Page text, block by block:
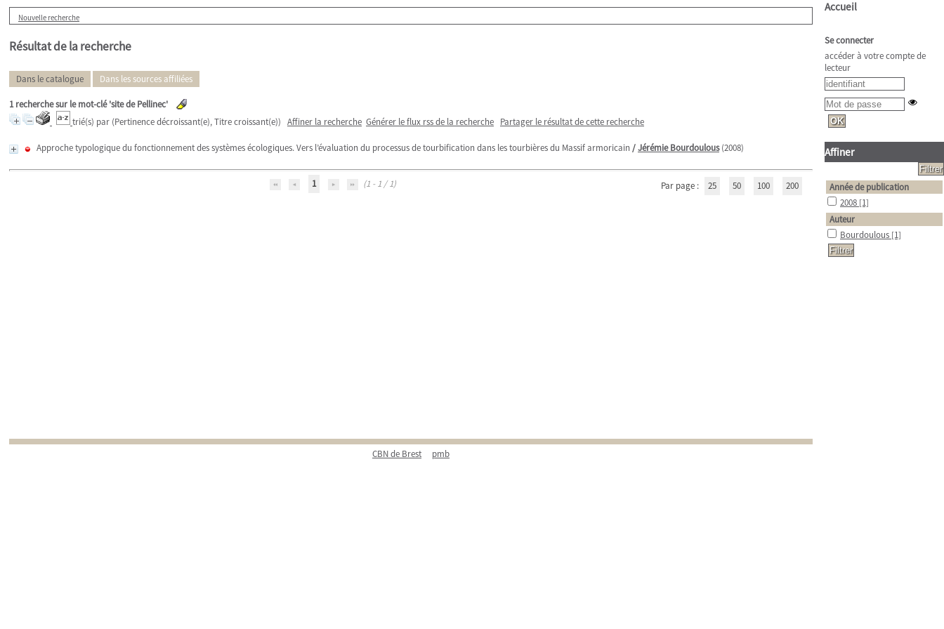
Nouvelle recherche
Résultat de la recherche
Dans le catalogue Dans les sources affiliées
1recherche sur le mot-clé'site de Pellinec'
trié(s) par (Pertinence décroissant(e), Titre croissant(e)) Affiner la recherche Générer le flux rss de la recherche Partager le résultat de cette recherche
Approche typologique du fonctionnement des systèmes écologiques. Vers l’évaluation du processus de tourbification dans les tourbières du Massif armoricain /Jérémie Bourdoulous(2008)
1 (1 - 1 / 1) Par page : 25 50 100 200
CBN de Brest pmb
Accueil
Se connecter
accéder à votre compte de
lecteur
Affiner
Année de publication
2008 [1]
Auteur
Bourdoulous [1]